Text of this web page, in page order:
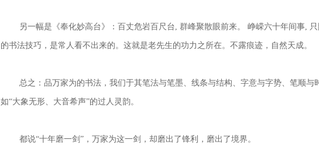
另一幅是《奉化妙高台》：百丈危岩百尺台, 群峰聚散眼前来。 峥嵘六十年间事,
的书法技巧，是常人看不出来的。这就是老先生的功力之所在。不露痕迹，自然天成。
总之：品万家为的书法，我们于其笔法与笔墨、线条与结构、字意与字势、笔顺
如“大象无形、大音希声”的过人灵韵。
都说“十年磨一剑”，万家为这一剑，却磨出了锋利，磨出了境界。